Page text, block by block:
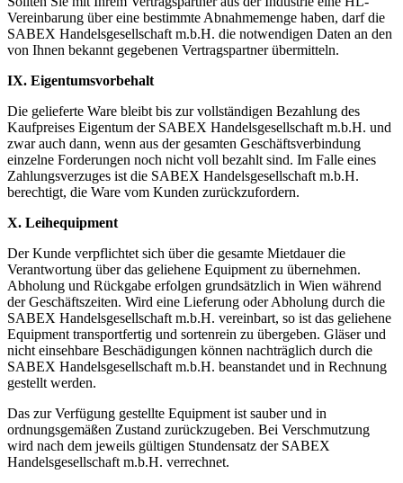
Vereinbarung über eine bestimmte Abnahmemenge haben, darf die
SABEX Handelsgesellschaft m.b.H. die notwendigen Daten an den
von Ihnen bekannt gegebenen Vertragspartner übermitteln.
IX. Eigentumsvorbehalt
Die gelieferte Ware bleibt bis zur vollständigen Bezahlung des
Kaufpreises Eigentum der SABEX Handelsgesellschaft m.b.H. und
zwar auch dann, wenn aus der gesamten Geschäftsverbindung
einzelne Forderungen noch nicht voll bezahlt sind. Im Falle eines
Zahlungsverzuges ist die SABEX Handelsgesellschaft m.b.H.
berechtigt, die Ware vom Kunden zurückzufordern.
X. Leihequipment
Der Kunde verpflichtet sich über die gesamte Mietdauer die
Verantwortung über das geliehene Equipment zu übernehmen.
Abholung und Rückgabe erfolgen grundsätzlich in Wien während
der Geschäftszeiten. Wird eine Lieferung oder Abholung durch die
SABEX Handelsgesellschaft m.b.H. vereinbart, so ist das geliehene
Equipment transportfertig und sortenrein zu übergeben. Gläser und
nicht einsehbare Beschädigungen können nachträglich durch die
SABEX Handelsgesellschaft m.b.H. beanstandet und in Rechnung
gestellt werden.
Das zur Verfügung gestellte Equipment ist sauber und in
ordnungsgemäßen Zustand zurückzugeben. Bei Verschmutzung
wird nach dem jeweils gültigen Stundensatz der SABEX
Handelsgesellschaft m.b.H. verrechnet.